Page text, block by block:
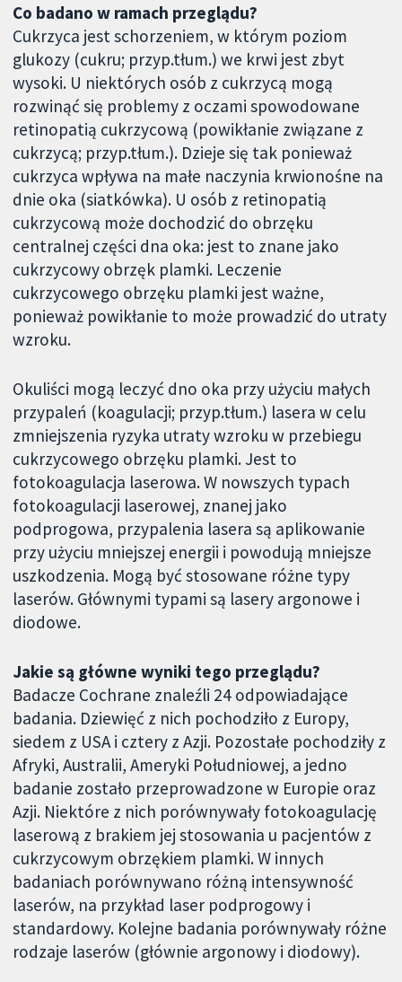
Co badano w ramach przeglądu?
Cukrzyca jest schorzeniem, w którym poziom
glukozy (cukru; przyp.tłum.) we krwi jest zbyt
wysoki. U niektórych osób z cukrzycą mogą
rozwinąć się problemy z oczami spowodowane
retinopatią cukrzycową (powikłanie związane z
cukrzycą; przyp.tłum.). Dzieje się tak ponieważ
cukrzyca wpływa na małe naczynia krwionośne na
dnie oka (siatkówka). U osób z retinopatią
cukrzycową może dochodzić do obrzęku
centralnej części dna oka: jest to znane jako
cukrzycowy obrzęk plamki. Leczenie
cukrzycowego obrzęku plamki jest ważne,
ponieważ powikłanie to może prowadzić do utraty
wzroku.
Okuliści mogą leczyć dno oka przy użyciu małych
przypaleń (koagulacji; przyp.tłum.) lasera w celu
zmniejszenia ryzyka utraty wzroku w przebiegu
cukrzycowego obrzęku plamki. Jest to
fotokoagulacja laserowa. W nowszych typach
fotokoagulacji laserowej, znanej jako
podprogowa, przypalenia lasera są aplikowanie
przy użyciu mniejszej energii i powodują mniejsze
uszkodzenia. Mogą być stosowane różne typy
laserów. Głównymi typami są lasery argonowe i
diodowe.
Jakie są główne wyniki tego przeglądu?
Badacze Cochrane znaleźli 24 odpowiadające
badania. Dziewięć z nich pochodziło z Europy,
siedem z USA i cztery z Azji. Pozostałe pochodziły z
Afryki, Australii, Ameryki Południowej, a jedno
badanie zostało przeprowadzone w Europie oraz
Azji. Niektóre z nich porównywały fotokoagulację
laserową z brakiem jej stosowania u pacjentów z
cukrzycowym obrzękiem plamki. W innych
badaniach porównywano różną intensywność
laserów, na przykład laser podprogowy i
standardowy. Kolejne badania porównywały różne
rodzaje laserów (głównie argonowy i diodowy).